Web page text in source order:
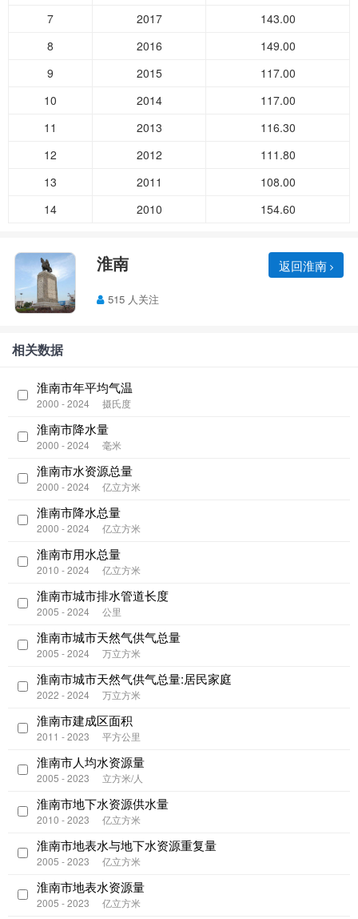
7
2017
143.00
8
2016
149.00
9
2015
117.00
10
2014
117.00
11
2013
116.30
12
2012
111.80
13
2011
108.00
14
2010 154.60
淮南 返回淮南
515 人关注
相关数据
淮南市年平均气温
2000 - 2024 摄氏度
淮南市降水量
2000 - 2024 毫米
淮南市水资源总量
2000 - 2024 亿立方米
淮南市降水总量
2000 - 2024 亿立方米
淮南市用水总量
2010 - 2024 亿立方米
淮南市城市排水管道长度
2005 - 2024 公里
淮南市城市天然气供气总量
2005 - 2024 万立方米
淮南市城市天然气供气总量:居民家庭
2022 - 2024 万立方米
淮南市建成区面积
2011 - 2023 平方公里
淮南市人均水资源量
2005 - 2023 立方米/人
淮南市地下水资源供水量
2010 - 2023 亿立方米
淮南市地表水与地下水资源重复量
2005 - 2023 亿立方米
淮南市地表水资源量
2005 - 2023 亿立方米